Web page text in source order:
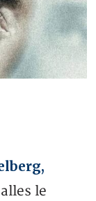
le